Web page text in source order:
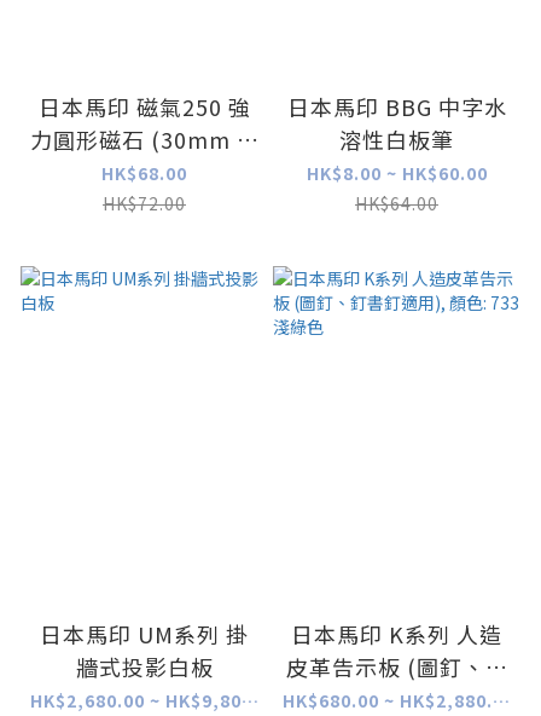
日本馬印 磁氣250 強
力圓形磁石 (30mm 直
徑), 8 粒
HK$68.00
HK$72.00
日本馬印 BBG 中字水
溶性白板筆
HK$8.00 ~ HK$60.00
HK$64.00
日本馬印 UM系列 掛
牆式投影白板
HK$2,680.00 ~ HK$9,800.00
日本馬印 K系列 人造
皮革告示板 (圖釘、釘
書釘適用), 顏色: 733HK$680.00 ~ HK$2,880.00